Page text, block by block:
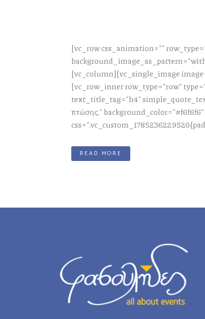
[vc_row css_animation=""
[vc_column][vc_single_image
[vc_row_inner row_type="row"
text_title_tag="h4"
πτώσης."
READ MORE